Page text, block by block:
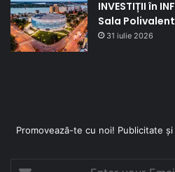
INVESTIȚII în
Sala
31 iulie 2026
Promovează-te cu noi! Publicitate